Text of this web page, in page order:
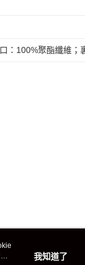
：100%聚酯纖維；
我知道了